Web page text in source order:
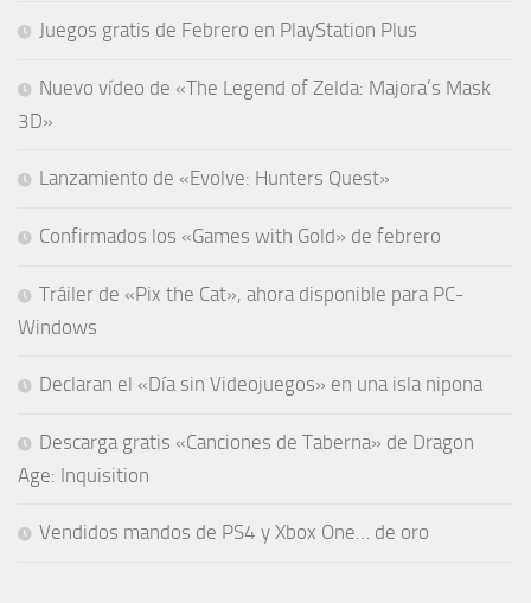
Juegos gratis de Febrero en PlayStation Plus
Nuevo vídeo de «The Legend of Zelda: Majora’s Mask
3D»
Lanzamiento de «Evolve: Hunters Quest»
Confirmados los «Games with Gold» de febrero
Tráiler de «Pix the Cat», ahora disponible para PC-
Windows
Declaran el «Día sin Videojuegos» en una isla nipona
Descarga gratis «Canciones de Taberna» de Dragon
Age: Inquisition
Vendidos mandos de PS4 y Xbox One… de oro